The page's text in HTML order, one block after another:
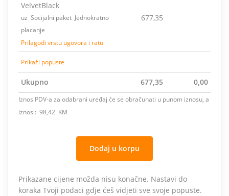
VelvetBlack
uz Socijalni paket Jednokratno
placanje
Prilagodi vrstu ugovora i ratu
677,35
Prikaži popuste
Ukupno 677,35 0,00
Iznos PDV-a za odabrani uređaj će se obračunati u punom iznosu, a
iznosi: 98,42 KM
Dodaj u korpu
Prikazane cijene možda nisu konačne. Nastavi do
koraka Tvoji podaci gdje ćeš vidjeti sve svoje popuste.